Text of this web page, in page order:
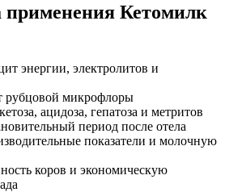
Кетомилк
энергии, электролитов и
рубцовой микрофлоры
ацидоза, гепатоза и метритов
период после отела
показатели и молочную
коров и экономическую